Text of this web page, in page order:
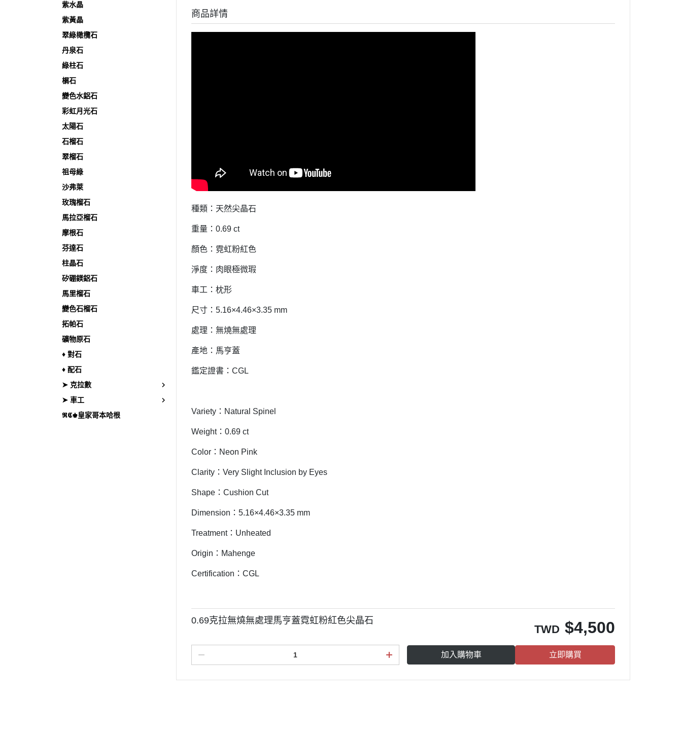
紫水晶
紫黃晶
翠綠橄欖石
丹泉石
綠柱石
榍石
變色水鋁石
彩虹月光石
太陽石
石榴石
翠榴石
祖母綠
沙弗萊
玫瑰榴石
馬拉亞榴石
摩根石
芬達石
柱晶石
矽硼鎂鋁石
馬里榴石
變色石榴石
拓帕石
礦物原石
♦︎ 對石
♦︎ 配石
➤ 克拉數
➤ 車工
𝕽𝕮♚皇家哥本哈根
商品詳情
種類：天然尖晶石
重量：0.69 ct
顏色：霓虹粉紅色
淨度：肉眼極微瑕
車工：枕形
尺寸：5.16×4.46×3.35 mm
處理：無燒無處理
產地：馬亨蓋
鑑定證書：CGL
Variety：Natural Spinel
Weight：0.69 ct
Color：Neon Pink
Clarity：Very Slight Inclusion by Eyes
Shape：Cushion Cut
Dimension：5.16×4.46×3.35 mm
Treatment：Unheated
Origin：Mahenge
Certification：CGL
0.69克拉無燒無處理馬亨蓋霓虹粉紅色尖晶石
TWD $4,500
加入購物車 立即購買